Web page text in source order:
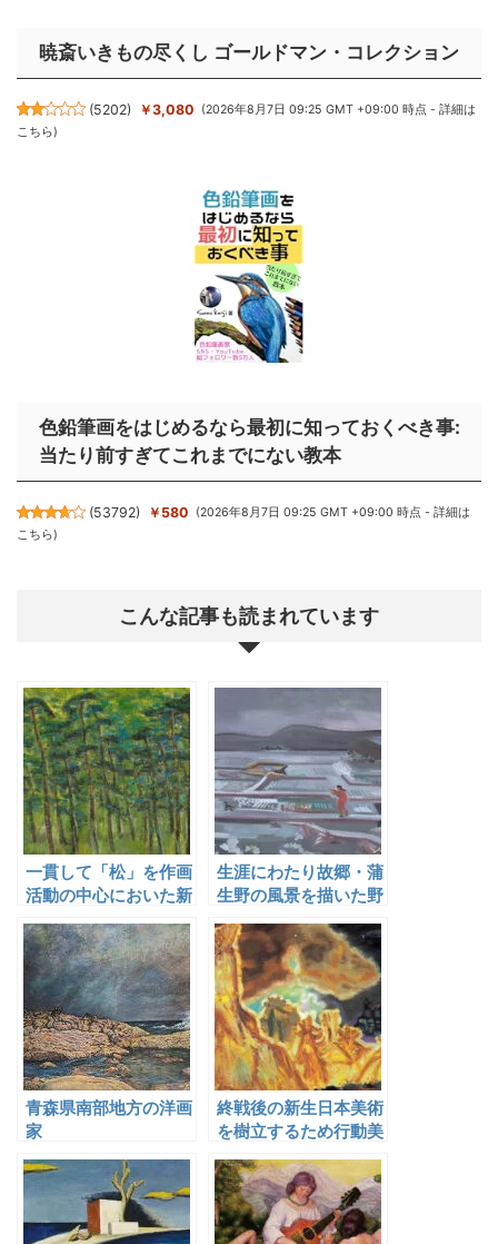
暁斎いきもの尽くし ゴールドマン・コレクション
(5202) ￥3,080 (2026年8月7日 09:25 GMT +09:00 時点 -詳細は
こちら)
色鉛筆画をはじめるなら最初に知っておくべき事:
当たり前すぎてこれまでにない教本
(53792) ￥580 (2026年8月7日 09:25 GMT +09:00 時点 -詳細は
こちら)
こんな記事も読まれています
一貫して「松」を作画
活動の中心においた新
道繁
生涯にわたり故郷・蒲
生野の風景を描いた野
口謙蔵
青森県南部地方の洋画
家
終戦後の新生日本美術
を樹立するため行動美
術協会の創立に参加し
た榎倉省吾